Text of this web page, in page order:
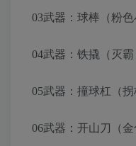
03武器：球棒（粉色
04武器：铁撬（灭霸
05武器：撞球杠（拐
06武器：开山刀（金